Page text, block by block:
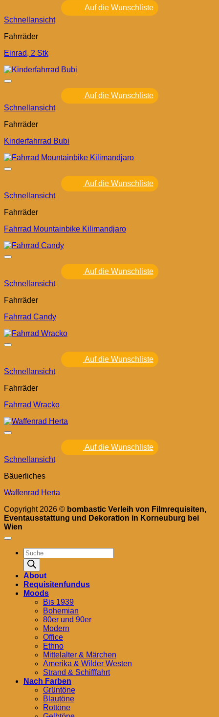
Auf die Wunschliste
Schnellansicht
Fahrräder
Einrad, 2 Stk
Auf die Wunschliste
Schnellansicht
Fahrräder
Kinderfahrrad Bubi
Auf die Wunschliste
Schnellansicht
Fahrräder
Fahrrad Mountainbike Kilimandjaro
Auf die Wunschliste
Schnellansicht
Fahrräder
Fahrrad Candy
Auf die Wunschliste
Schnellansicht
Fahrräder
Fahrrad Wracko
Auf die Wunschliste
Schnellansicht
Bäuerliches
Waffenrad Herta
Copyright 2026 © bombastic Verleih von Filmrequisiten,
Eventausstattung und Dekoration in Korneuburg bei
Wien
Products
search
About
Requisitenfundus
Moods
Bis 1939
Bohemian
80er und 90er
Modern
Office
Ethno
Mittelalter & Märchen
Amerika & Wilder Westen
Strand & Schifffahrt
Nach Farben
Grüntöne
Blautöne
Rottöne